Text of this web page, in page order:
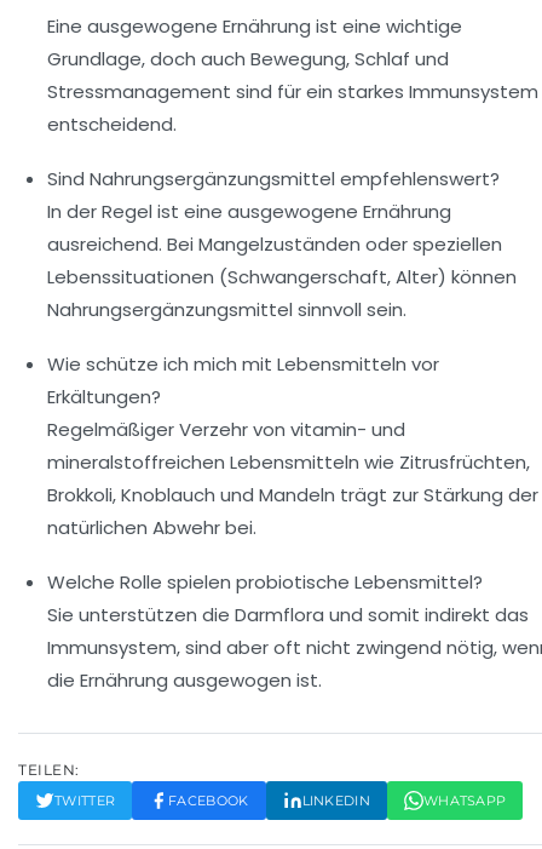
Eine ausgewogene Ernährung ist eine wichtige
Grundlage, doch auch Bewegung, Schlaf und
Stressmanagement sind für ein starkes Immunsystem
entscheidend.
Sind Nahrungsergänzungsmittel empfehlenswert?
In der Regel ist eine ausgewogene Ernährung
ausreichend. Bei Mangelzuständen oder speziellen
Lebenssituationen (Schwangerschaft, Alter) können
Nahrungsergänzungsmittel sinnvoll sein.
Wie schütze ich mich mit Lebensmitteln vor
Erkältungen?
Regelmäßiger Verzehr von vitamin- und
mineralstoffreichen Lebensmitteln wie Zitrusfrüchten,
Brokkoli, Knoblauch und Mandeln trägt zur Stärkung der
natürlichen Abwehr bei.
Welche Rolle spielen probiotische Lebensmittel?
Sie unterstützen die Darmflora und somit indirekt das
Immunsystem, sind aber oft nicht zwingend nötig,
die Ernährung ausgewogen ist.
TEILEN:
TWITTER FACEBOOK LINKEDIN WHATSAPP